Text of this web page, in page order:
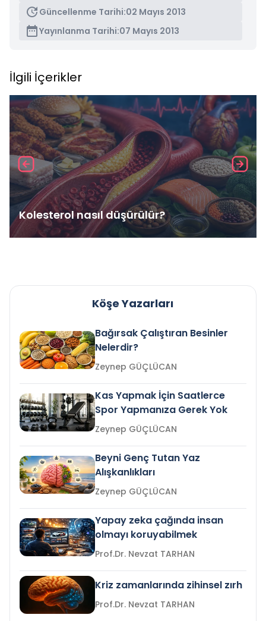
Güncellenme Tarihi:02 Mayıs 2013
Yayınlanma Tarihi:07 Mayıs 2013
İlgili İçerikler
Kolesterol nasıl düşürülür?
Köşe Yazarları
Bağırsak Çalıştıran Besinler
Nelerdir?
Zeynep GÜÇLÜCAN
Kas Yapmak İçin Saatlerce
Spor Yapmanıza Gerek Yok
Zeynep GÜÇLÜCAN
Beyni Genç Tutan Yaz
Alışkanlıkları
Zeynep GÜÇLÜCAN
Yapay zeka çağında insan
olmayı koruyabilmek
Prof.Dr. Nevzat TARHAN
Kriz zamanlarında zihinsel zırh
Prof.Dr. Nevzat TARHAN